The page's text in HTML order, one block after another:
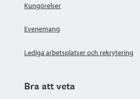
Kungörelser
Evenemang
Lediga arbetsplatser och rekrytering
Bra att veta